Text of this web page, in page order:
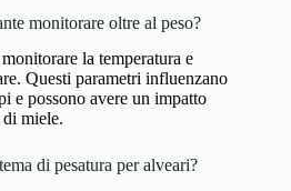
monitorare oltre al peso?
la temperatura e
Questi parametri influenzano
e possono avere un impatto
miele.
di pesatura per alveari?